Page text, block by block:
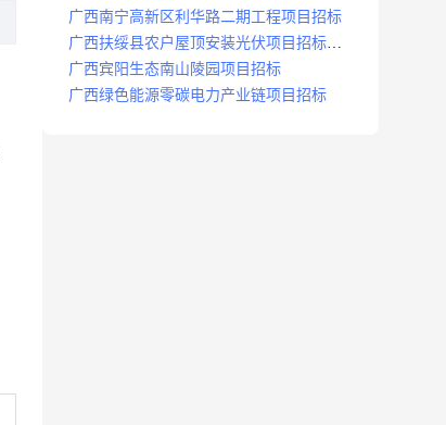
广西南宁高新区利华路二期工程项目招标
广西扶绥县农户屋顶安装光伏项目招标公
告
广西宾阳生态南山陵园项目招标
广西绿色能源零碳电力产业链项目招标